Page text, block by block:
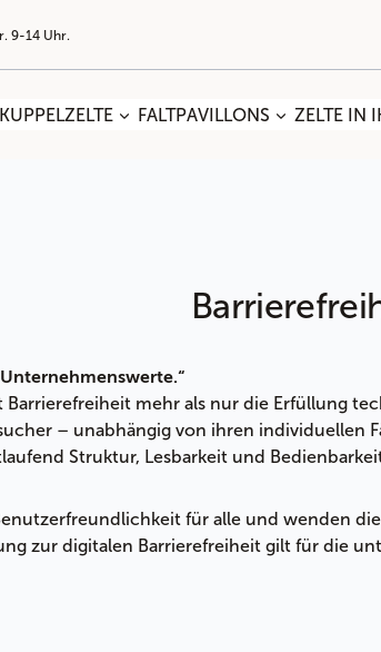
9-14 Uhr.
KUPPELZELTE FALTPAVILLONS ZELTE IN
Barrierefreiheit mehr als nur die Erfüllung
– unabhängig von ihren individuellen
Struktur, Lesbarkeit und
für alle und wenden
zur digitalen Barrierefreiheit gilt für die